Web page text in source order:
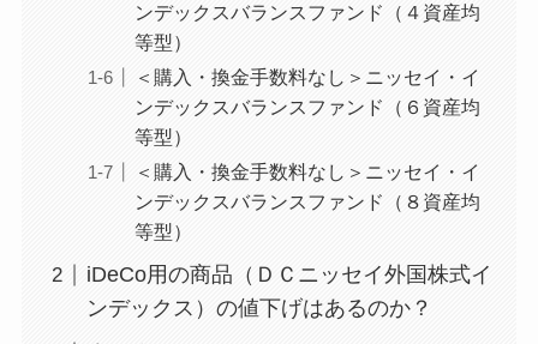
ンデックスバランスファンド（４資産均
等型）
＜購入・換金手数料なし＞ニッセイ・イ
ンデックスバランスファンド（６資産均
等型）
＜購入・換金手数料なし＞ニッセイ・イ
ンデックスバランスファンド（８資産均
等型）
iDeCo用の商品（ＤＣニッセイ外国株式イ
ンデックス）の値下げはあるのか？